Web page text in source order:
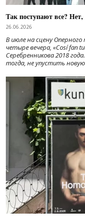
Так поступают все? Нет,
26.06.2026
В июле на сцену
четыре вечера, «Cosí fan
Серебренникова 2018
тогда, не упустить